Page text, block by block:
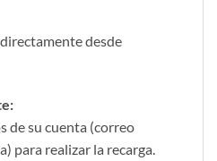
desde
de su cuenta (correo
para realizar la recarga.